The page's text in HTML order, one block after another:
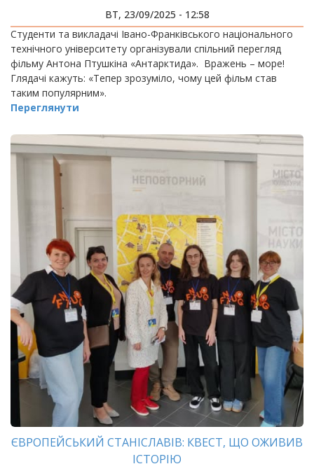
ВТ, 23/09/2025 - 12:58
Студенти та викладачі Івано-Франківського національного
технічного університету організували спільний перегляд
фільму Антона Птушкіна «Антарктида». Вражень – море!
Глядачі кажуть: «Тепер зрозуміло, чому цей фільм став
таким популярним».
Переглянути
ЄВРОПЕЙСЬКИЙ СТАНІСЛАВІВ: КВЕСТ, ЩО ОЖИВИВ
ІСТОРІЮ